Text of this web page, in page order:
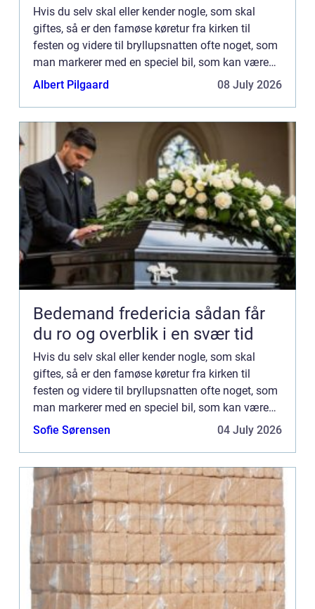
Hvis du selv skal eller kender nogle, som skal
giftes, så er den famøse køretur fra kirken til
festen og videre til bryllupsnatten ofte noget, som
man markerer med en speciel bil, som kan være
mange forskellige ting. Man gid...
Albert Pilgaard 08 July 2026
Bedemand fredericia sådan får
du ro og overblik i en svær tid
Hvis du selv skal eller kender nogle, som skal
giftes, så er den famøse køretur fra kirken til
festen og videre til bryllupsnatten ofte noget, som
man markerer med en speciel bil, som kan være
mange forskellige ting. Man gid...
Sofie Sørensen 04 July 2026